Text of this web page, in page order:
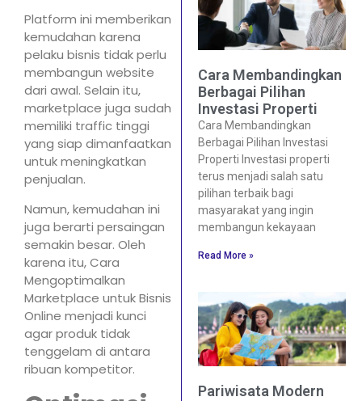
Platform ini memberikan
kemudahan karena
pelaku bisnis tidak perlu
membangun website
dari awal. Selain itu,
marketplace juga sudah
memiliki traffic tinggi
yang siap dimanfaatkan
untuk meningkatkan
penjualan.
Namun, kemudahan ini
juga berarti persaingan
semakin besar. Oleh
karena itu, Cara
Mengoptimalkan
Marketplace untuk Bisnis
Online menjadi kunci
agar produk tidak
tenggelam di antara
ribuan kompetitor.
Cara Membandingkan
Berbagai Pilihan
Investasi Properti
Cara Membandingkan
Berbagai Pilihan Investasi
Properti Investasi properti
terus menjadi salah satu
pilihan terbaik bagi
masyarakat yang ingin
membangun kekayaan
Read More »
Pariwisata Modern